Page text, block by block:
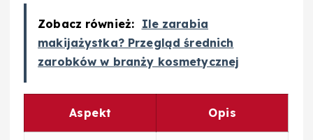
Zobacz również: Ile zarabia
makijażystka? Przegląd średnich
zarobków w branży kosmetycznej
Aspekt Opis